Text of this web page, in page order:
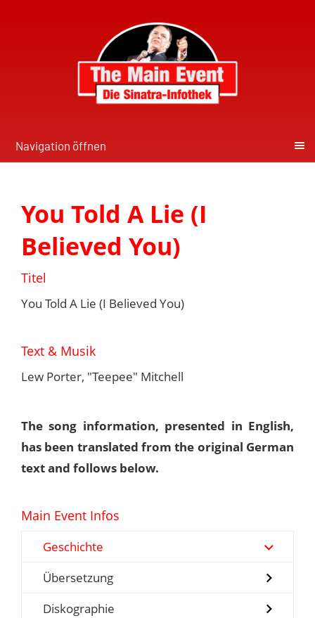
Navigation öffnen
You Told A Lie (I
Believed You)
Titel
You Told A Lie (I Believed You)
Text & Musik
Lew Porter, "Teepee" Mitchell
The song information, presented in English,
has been translated from the original German
text and follows below.
Main Event Infos
Geschichte
Übersetzung
Diskographie